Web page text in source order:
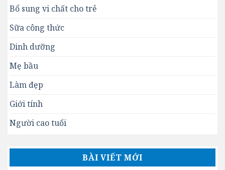
Bổ sung vi chất cho trẻ
Sữa công thức
Dinh dưỡng
Mẹ bầu
Làm đẹp
Giới tính
Người cao tuổi
BÀI VIẾT MỚI